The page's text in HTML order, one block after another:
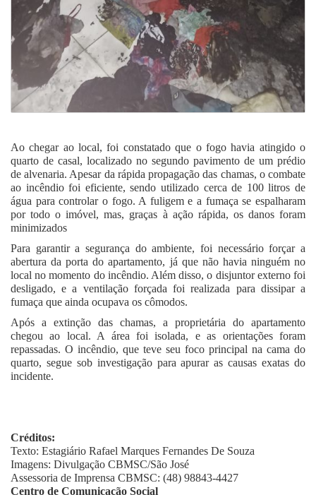
Ao chegar ao local, foi constatado que o fogo havia atingido o
quarto de casal, localizado no segundo pavimento de um prédio
de alvenaria. Apesar da rápida propagação das chamas, o combate
ao incêndio foi eficiente, sendo utilizado cerca de 100 litros de
água para controlar o fogo. A fuligem e a fumaça se espalharam
por todo o imóvel, mas, graças à ação rápida, os danos foram
minimizados
Para garantir a segurança do ambiente, foi necessário forçar a
abertura da porta do apartamento, já que não havia ninguém no
local no momento do incêndio. Além disso, o disjuntor externo foi
desligado, e a ventilação forçada foi realizada para dissipar a
fumaça que ainda ocupava os cômodos.
Após a extinção das chamas, a proprietária do apartamento
chegou ao local. A área foi isolada, e as orientações foram
repassadas. O incêndio, que teve seu foco principal na cama do
quarto, segue sob investigação para apurar as causas exatas do
incidente.
Créditos:
Texto: Estagiário Rafael Marques Fernandes De Souza
Imagens: Divulgação CBMSC/São José
Assessoria de Imprensa CBMSC: (48) 98843-4427
Centro de Comunicação Social